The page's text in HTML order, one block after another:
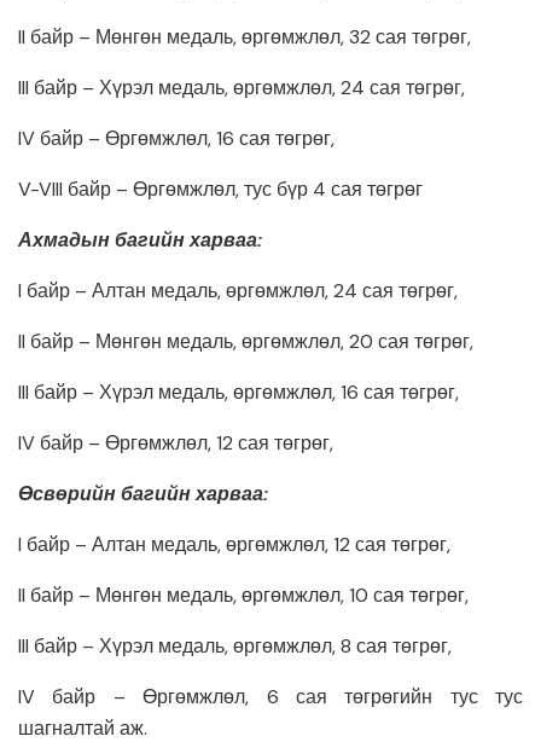
II байр – Мөнгөн медаль, өргөмжлөл, 32 сая төгрөг,
III байр – Хүрэл медаль, өргөмжлөл, 24 сая төгрөг,
IV байр – Өргөмжлөл, 16 сая төгрөг,
V-VIII байр – Өргөмжлөл, тус бүр 4 сая төгрөг
Ахмадын багийн харваа:
I байр – Алтан медаль, өргөмжлөл, 24 сая төгрөг,
II байр – Мөнгөн медаль, өргөмжлөл, 20 сая төгрөг,
III байр – Хүрэл медаль, өргөмжлөл, 16 сая төгрөг,
IV байр – Өргөмжлөл, 12 сая төгрөг,
Өсвөрийн багийн харваа:
I байр – Алтан медаль, өргөмжлөл, 12 сая төгрөг,
II байр – Мөнгөн медаль, өргөмжлөл, 10 сая төгрөг,
III байр – Хүрэл медаль, өргөмжлөл, 8 сая төгрөг,
IV байр – Өргөмжлөл, 6 сая төгрөгийн тус тус
шагналтай аж.